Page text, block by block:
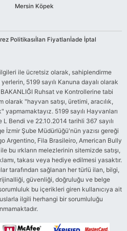
Mersin Köpek
Politikasıİlan Fiyatlarıİade İptal
ile ücretsiz olarak, sahiplendirme
5199 sayılı Kanuna dayalı olarak
Ruhsat ve Kontrollerine tabi
"hayvan satışı, üretimi, aracılık,
5199 sayılı Hayvanları
Bendi ve 22.10.2014 tarihli 367 sayılı
İzmir Şube Müdürlüğü'nün yazısı gereği
Argentino, Fila Brasileiro, American Bully
bu ırkların melezlerinin sitemizde satışı,
takası veya hediye edilmesi yasaktır.
tarafından sağlanan her türlü ilan, bilgi,
güvenliği, doğruluğu ve belge
bu içerikleri giren kullanıcıya ait
ilgili herhangi bir sorumluluğu